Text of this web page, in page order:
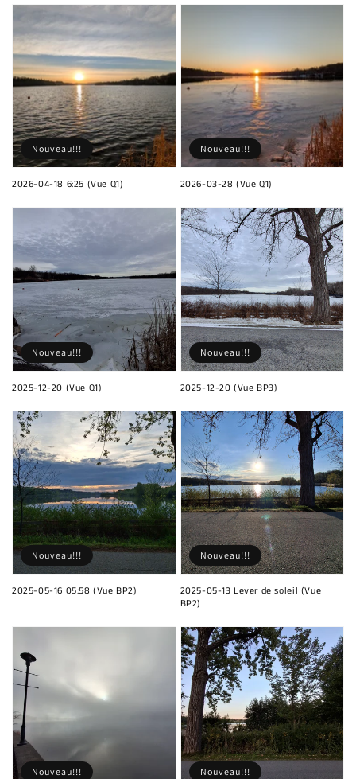
2026-04-18 6:25 (Vue Q1)
Nouveau!!!
2026-03-28 (Vue Q1)
Nouveau!!!
2025-12-20 (Vue Q1)
Nouveau!!!
2025-12-20 (Vue BP3)
Nouveau!!!
2025-05-16 05:58 (Vue BP2)
Nouveau!!!
2025-05-13 Lever de soleil (Vue
BP2)
Nouveau!!!
Nouveau!!! Nouveau!!!